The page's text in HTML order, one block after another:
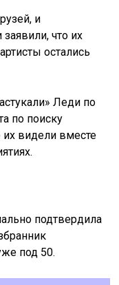
и
что их
остались
Леди по
по поиску
их видели вместе
подтвердила
под 50.